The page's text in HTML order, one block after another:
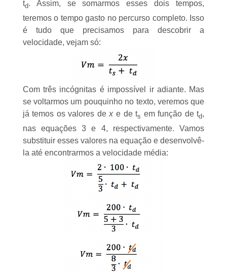
td. Assim, se somarmos esses dois tempos,
teremos o tempo gasto no percurso completo. Isso
é tudo que precisamos para descobrir a
velocidade, vejam só:
Com três incógnitas é impossível ir adiante. Mas
se voltarmos um pouquinho no texto, veremos que
já temos os valores dexe de ts em função de td,
nas equações 3 e 4, respectivamente. Vamos
substituir esses valores na equação e desenvolvê-
la até encontrarmos a velocidade média: